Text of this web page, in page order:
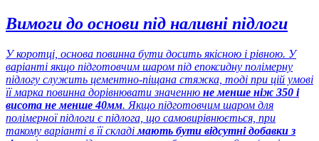
Вимоги до основи під наливні підлоги
У коротці, основа повинна бути досить якісною і рівною. У
варіанті якщо підготовчим шаром під епоксидну полімерну
підлогу служить цементно-піщана стяжка, тоді при цій умові
її марка повинна дорівнювати значенню не менше ніж 350 і
висота не менше 40мм. Якщо підготовчим шаром для
полімерної підлоги є підлога, що самовирівнюється, при
такому варіанті в її складімають бути відсутні добавки з